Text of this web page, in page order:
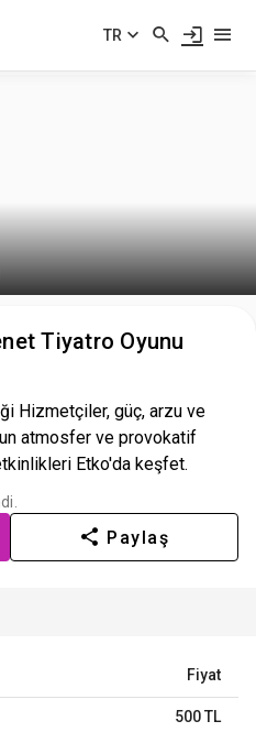
TR
Tiyatro Oyunu
Hizmetçiler, güç, arzu ve
atmosfer ve provokatif
Etko'da keşfet.
Paylaş
Fiyat
500 TL